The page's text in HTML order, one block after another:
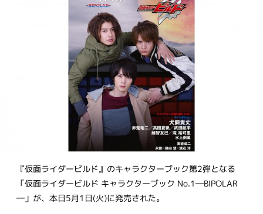
『仮面ライダービルド』のキャラクターブック第2弾となる
「仮面ライダービルド キャラクターブック No.1―BIPOLAR
―」が、本日5月1日(火)に発売された。